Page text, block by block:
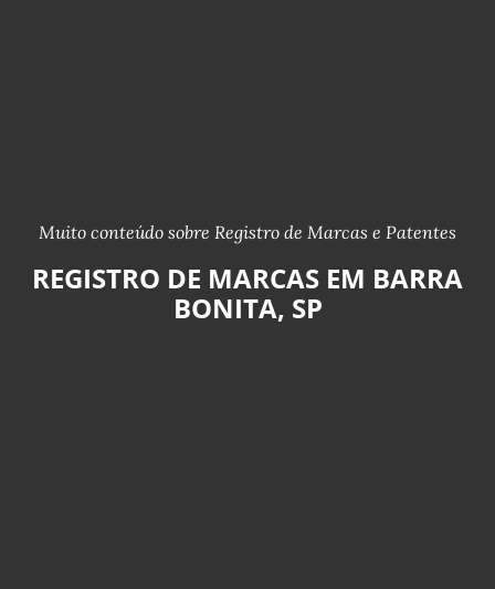
Muito conteúdo sobre Registro de Marcas e Patentes
REGISTRO DE MARCAS EM BARRA
BONITA, SP